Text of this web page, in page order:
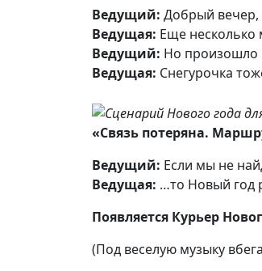
Ведущий: Добрый вечер,
Ведущая: Еще несколько
Ведущий: Но произошло
Ведущая: Снегурочка
«Связь потеряна.
Ведущий: Если мы не
Ведущая: …то Новый год
Появляется Курьер
(Под веселую музыку